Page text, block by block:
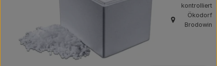
Getränke
Vorratskammer
kontrolliert
, Herkunft:
Ökodorf
Brodowin